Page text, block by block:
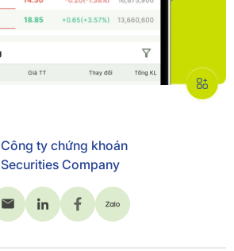
Công ty chứng khoán
Securities Company